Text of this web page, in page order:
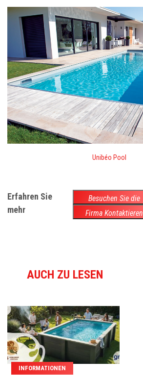
Unibéo Pool
Erfahren Sie
mehr
Besuchen Sie die
Website
Firma Kontaktieren
AUCH ZU LESEN
INFORMATIONEN